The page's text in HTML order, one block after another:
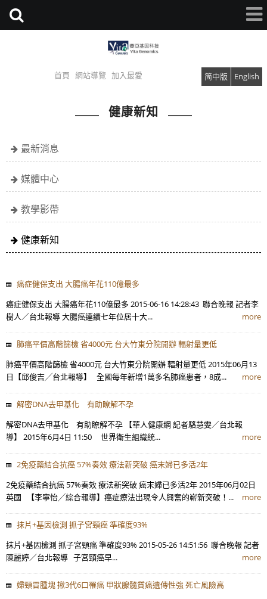
首頁 網站導覽 加入最愛 简中版 English
健康新知
最新消息
媒體中心
教學影帶
健康新知
癌症健保支出 大腸癌年花110億最多
癌症健保支出 大腸癌年花110億最多 2015-06-16 14:28:43 聯合晚報 記者李
樹人／台北報導 大腸癌連續七年位居十大...
more
肺癌平價高階篩檢 省4000元 台大竹東分院開辦 輻射量更低
肺癌平價高階篩檢 省4000元 台大竹東分院開辦 輻射量更低 2015年06月13
日【邱俊吉╱台北報導】 全國每年新增1萬多名肺癌患者，8成...
more
解密DNA去甲基化 有助瞭解不孕
解密DNA去甲基化 有助瞭解不孕 【華人健康網 記者駱慧雯／台北報
導】 2015年6月4日 11:50 世界衛生組織統...
more
2免疫藥結合抗癌 57%奏效 療法新突破 癌末婦已多活2年
2免疫藥結合抗癌 57%奏效 療法新突破 癌末婦已多活2年 2015年06月02日
英國 【李寧怡╱綜合報導】癌症療法出現令人興奮的嶄新突破！...
more
抹片+基因檢測 抓子宮頸癌 準確度93%
抹片+基因檢測 抓子宮頸癌 準確度93% 2015-05-26 14:51:56 聯合晚報 記者
陳麗婷／台北報導 子宮頸癌早...
more
婦頸冒腫塊 揪3代6口罹癌 甲狀腺髓質癌遺傳性強 死亡風險高